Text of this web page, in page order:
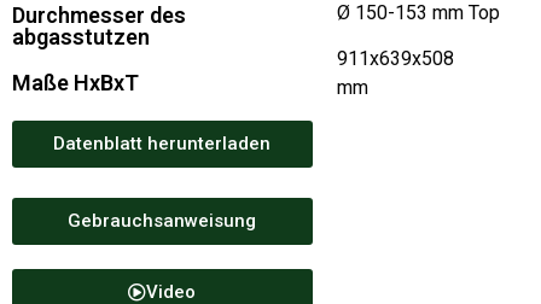
Durchmesser des
abgasstutzen
Maße HxBxT
Datenblatt herunterladen
Gebrauchsanweisung
Video
Ø 150-153 mm Top
911x639x508
mm